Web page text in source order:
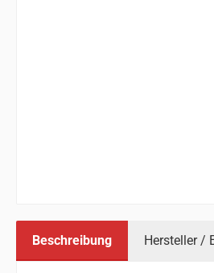
Beschreibung Hersteller /